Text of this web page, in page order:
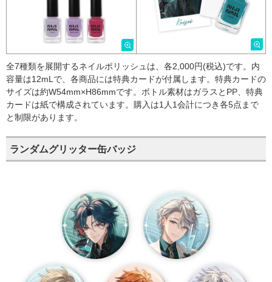
全7種類を展開するネイルポリッシュは、各2,000円(税込)です。内
容量は12mLで、各商品には特典カードが付属します。特典カードの
サイズは約W54mm×H86mmです。ボトル素材はガラスとPP、特典
カードは紙で構成されています。購入は1人1会計につき各5点まで
と制限があります。
ランダムグリッター缶バッジ